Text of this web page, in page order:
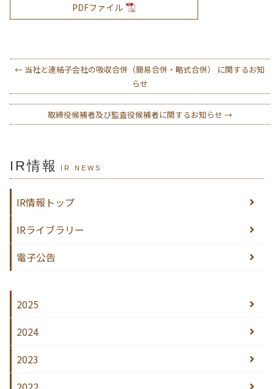
PDFファイル
← 当社と連結子会社の吸収合併（簡易合併・略式合併） に関するお知
らせ
取締役候補者及び監査役候補者に関するお知らせ →
IR情報 IR NEWS
IR情報トップ
IRライブラリー
電子公告
2025
2024
2023